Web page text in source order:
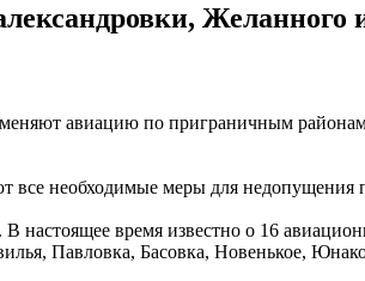
Желанного
авиацию по приграничным
все необходимые меры для недопущения
настоящее время известно о 16
Павловка, Басовка, Новенькое,